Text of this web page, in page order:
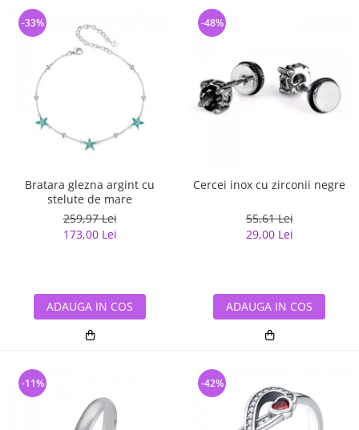
Bratara glezna argint cu
stelute de mare
259,97 Lei
173,00 Lei
-33%
ADAUGA IN COS
Cercei inox cu zirconii negre
55,61 Lei
29,00 Lei
-48%
ADAUGA IN COS
-11% -42%